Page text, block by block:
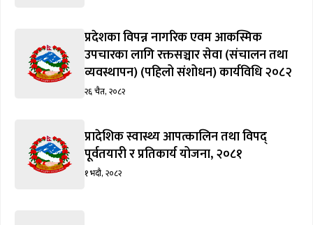
प्रदेशका विपन्न नागरिक एवम आकस्मिक
उपचारका लागि रक्तसञ्चार सेवा (संचालन तथा
व्यवस्थापन) (पहिलो संशोधन) कार्यविधि २०८२
२६ चैत, २०८२
प्रादेशिक स्वास्थ्य आपत्कालिन तथा विपद्
पूर्वतयारी र प्रतिकार्य योजना, २०८१
१ भदौ, २०८२